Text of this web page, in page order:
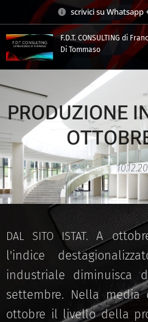
scrivici su Whatsapp
F.D.T. CONSULTING di
Di Tommaso
PRODUZIONE
DAL SITO ISTAT.A
l'indice
industriale diminuisca
settembre. Nella media
ottobre il livello della